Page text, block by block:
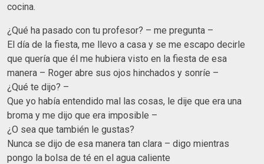
cocina.
¿Qué ha pasado con tu profesor? – me pregunta –
El día de la fiesta, me llevo a casa y se me escapo decirle
que quería que él me hubiera visto en la fiesta de esa
manera – Roger abre sus ojos hinchados y sonríe –
¿Qué te dijo? –
Que yo había entendido mal las cosas, le dije que era una
broma y me dijo que era imposible –
¿O sea que también le gustas?
Nunca se dijo de esa manera tan clara – digo mientras
pongo la bolsa de té en el agua caliente